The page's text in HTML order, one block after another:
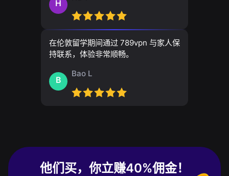
H
在伦敦留学期间通过 789vpn 与家人保
持联系，体验非常顺畅。
B
Bao L
他们买，你立赚40%佣金！